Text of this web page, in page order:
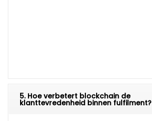
5. Hoe verbetert blockchain de
klanttevredenheid binnen fulfilment?